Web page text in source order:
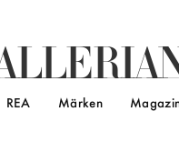
LLERIA
REA Märken